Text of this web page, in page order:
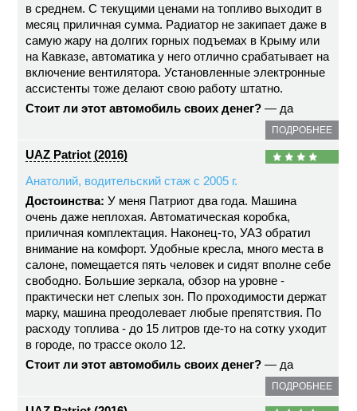
в среднем. С текущими ценами на топливо выходит в
месяц приличная сумма. Радиатор не закипает даже в
самую жару на долгих горных подъемах в Крыму или
на Кавказе, автоматика у него отлично срабатывает на
включение вентилятора. Установленные электронные
ассистенты тоже делают свою работу штатно.
Стоит ли этот автомобиль своих денег? — да
ПОДРОБНЕЕ
UAZ Patriot (2016)
Анатолий, водительский стаж с 2005 г.
Достоинства: У меня Патриот два года. Машина
очень даже неплохая. Автоматическая коробка,
приличная комплектация. Наконец-то, УАЗ обратил
внимание на комфорт. Удобные кресла, много места в
салоне, помещается пять человек и сидят вполне себе
свободно. Большие зеркала, обзор на уровне -
практически нет слепых зон. По проходимости держат
марку, машина преодолевает любые препятствия. По
расходу топлива - до 15 литров где-то на сотку уходит
в городе, по трассе около 12.
Стоит ли этот автомобиль своих денег? — да
ПОДРОБНЕЕ